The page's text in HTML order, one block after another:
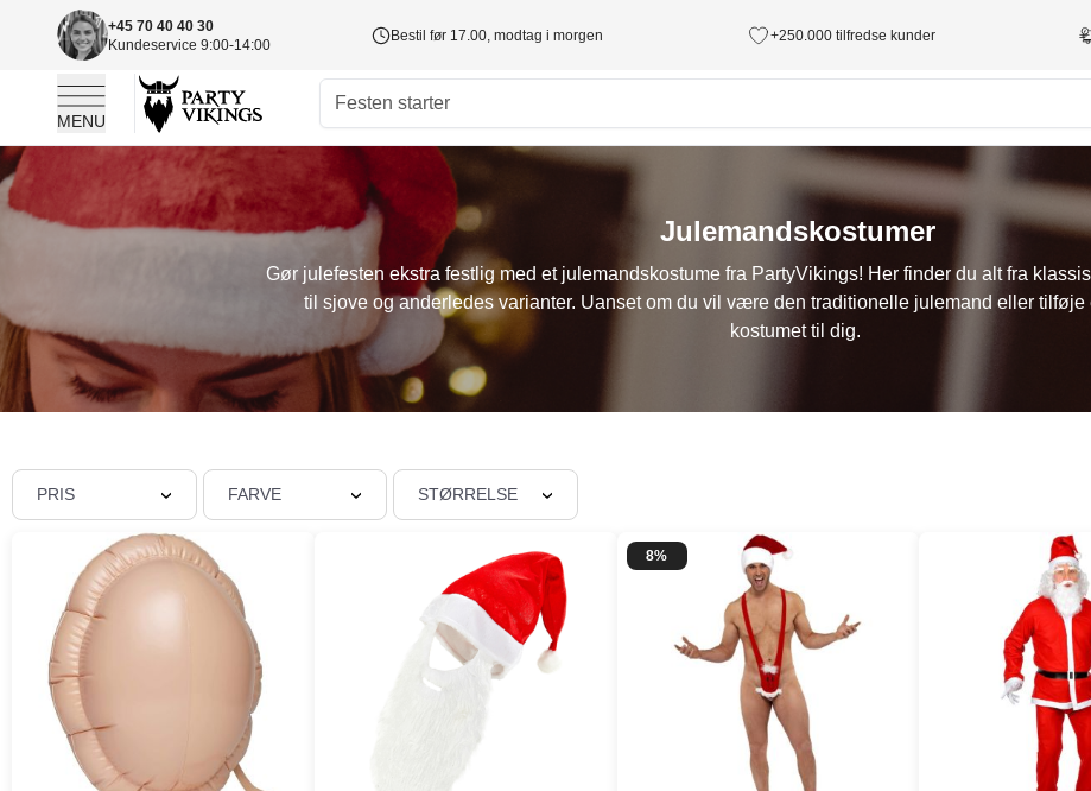
+45 70 40 40 30
Kundeservice 9:00-14:00
Bestil før 17.00, modtag i morgen +250.000 tilfredse kunder
MENU
Skip to Content
Julemandskostumer
Gør julefesten ekstra festlig med et julemandskostume fra PartyVikings! Her finder du alt fra
til sjove og anderledes varianter. Uanset om du vil være den traditionelle julemand eller tilføje
kostumet til dig.
PRIS FARVE STØRRELSE
8%